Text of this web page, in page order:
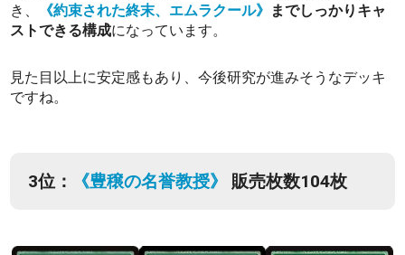
き、
《約束された終末、エムラクール》 までしっかりキャ
ストできる構成になっています。
見た目以上に安定感もあり、今後研究が進みそうなデッキ
ですね。
3位： 《豊穣の名誉教授》 販売枚数104枚